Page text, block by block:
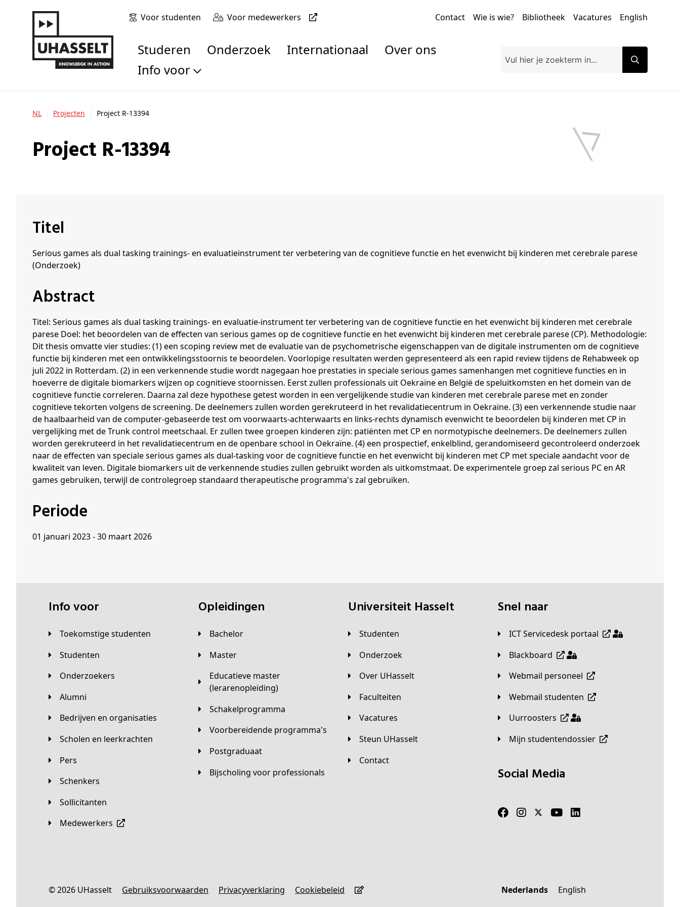
Voor studenten Voor medewerkers Contact Wie is wie? Bibliotheek Vacatures English
Studeren Onderzoek Internationaal
Over ons
Info voor
Toekomstige studenten
Studenten
Alumni
Bedrijven en organisaties
NL Projecten Project R-13394
Project R-13394
Titel
Serious games als dual tasking trainings- en evaluatieinstrument ter verbetering van de cognitieve functie en het evenwicht bij kinderen met cerebrale parese
(Onderzoek)
Abstract
Titel: Serious games als dual tasking trainings- en evaluatie-instrument ter verbetering van de cognitieve functie en het evenwicht bij kinderen met cerebrale
parese Doel: het beoordelen van de effecten van serious games op de cognitieve functie en het evenwicht bij kinderen met cerebrale parese (CP). Methodologie:
Dit thesis omvatte vier studies: (1) een scoping review met de evaluatie van de psychometrische eigenschappen van de digitale instrumenten om de cognitieve
functie bij kinderen met een ontwikkelingsstoornis te beoordelen. Voorlopige resultaten werden gepresenteerd als een rapid review tijdens de Rehabweek op
juli 2022 in Rotterdam. (2) in een verkennende studie wordt nagegaan hoe prestaties in speciale serious games samenhangen met cognitieve functies en in
hoeverre de digitale biomarkers wijzen op cognitieve stoornissen. Eerst zullen professionals uit Oekraïne en België de speluitkomsten en het domein van de
cognitieve functie correleren. Daarna zal deze hypothese getest worden in een vergelijkende studie van kinderen met cerebrale parese met en zonder
cognitieve tekorten volgens de screening. De deelnemers zullen worden gerekruteerd in het revalidatiecentrum in Oekraïne. (3) een verkennende studie naar
de haalbaarheid van de computer-gebaseerde test om voorwaarts-achterwaarts en links-rechts dynamisch evenwicht te beoordelen bij kinderen met CP in
vergelijking met de Trunk control meetschaal. Er zullen twee groepen kinderen zijn: patiënten met CP en normotypische deelnemers. De deelnemers zullen
worden gerekruteerd in het revalidatiecentrum en de openbare school in Oekraïne. (4) een prospectief, enkelblind, gerandomiseerd gecontroleerd onderzoek
naar de effecten van speciale serious games als dual-tasking voor de cognitieve functie en het evenwicht bij kinderen met CP met speciale aandacht voor de
kwaliteit van leven. Digitale biomarkers uit de verkennende studies zullen gebruikt worden als uitkomstmaat. De experimentele groep zal serious PC en AR
games gebruiken, terwijl de controlegroep standaard therapeutische programma's zal gebruiken.
Periode
01 januari 2023 - 30 maart 2026
Info voor
Toekomstige studenten
Studenten
Onderzoekers
Alumni
Bedrijven en organisaties
Scholen en leerkrachten
Pers
Schenkers
Sollicitanten
Medewerkers
Opleidingen
Bachelor
Master
Educatieve master
(lerarenopleiding)
Schakelprogramma
Voorbereidende programma's
Postgraduaat
Bijscholing voor professionals
universiteit Hasselt
Studenten
Onderzoek
Over UHasselt
Faculteiten
Vacatures
Steun UHasselt
Contact
Snel naar
ICT Servicedesk portaal
Blackboard
Webmail personeel
Webmail studenten
Uurroosters
Mijn studentendossier
Social Media
© 2026 UHasselt Gebruiksvoorwaarden Privacyverklaring Cookiebeleid Nederlands English